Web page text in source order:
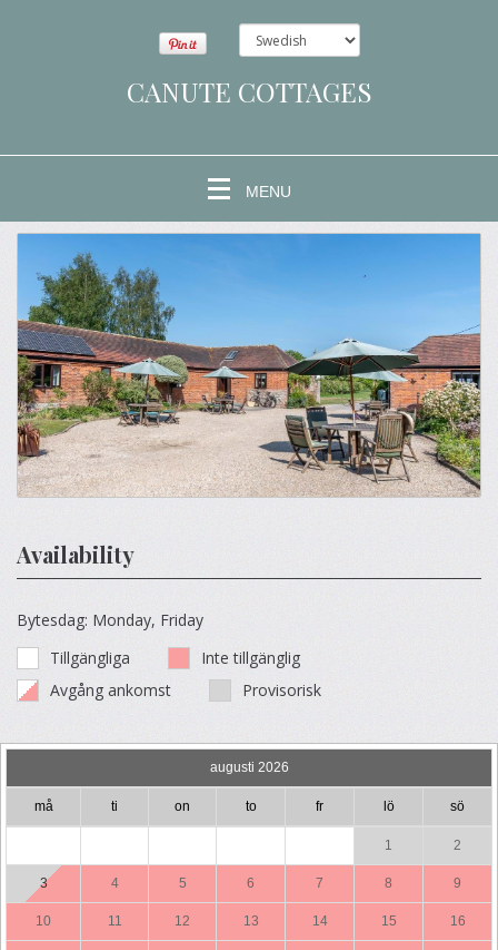
CANUTE COTTAGES
MENU
Availability
Bytesdag: Monday, Friday
Tillgängliga
Inte tillgänglig
Avgång ankomst
Provisorisk
augusti 2026
må ti on to fr lö sö
1 2
3 4 5 6 7 8 9
10 11 12 13 14 15 16